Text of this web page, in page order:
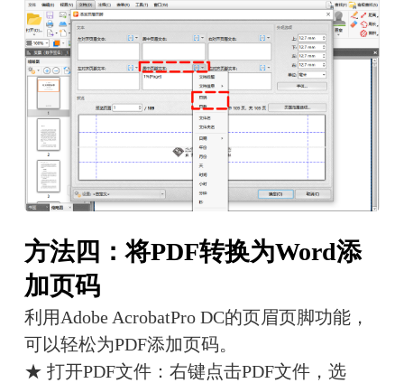
方法四：将PDF转换为Word添
加页码
利用Adobe AcrobatPro DC的页眉页脚功能，
可以轻松为PDF添加页码。
★ 打开PDF文件：右键点击PDF文件，选